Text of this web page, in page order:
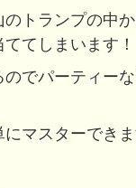
トランプの中
てしまいます！
でパーティー
マスターできま